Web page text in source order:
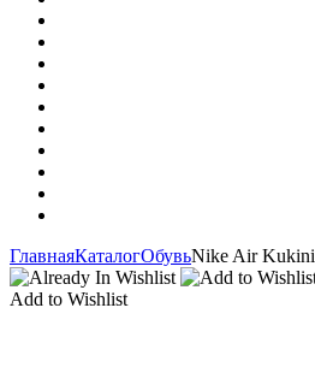
ГлавнаяКаталогОбувьNike Air Kukini
Add to Wishlist